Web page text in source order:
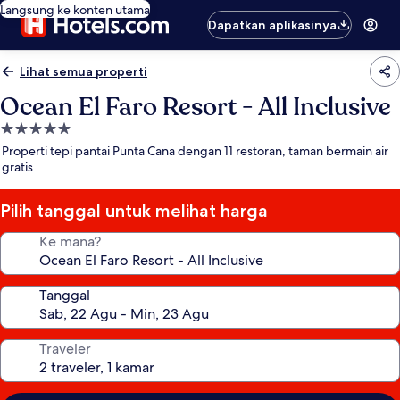
Langsung ke konten utama
Dapatkan aplikasinya
Lihat semua properti
Ocean El Faro Resort - All Inclusive
Properti
bintang
5.0
Properti tepi pantai Punta Cana dengan 11 restoran, taman bermain air
gratis
Pilih tanggal untuk melihat harga
Ke mana?
Tanggal
Traveler